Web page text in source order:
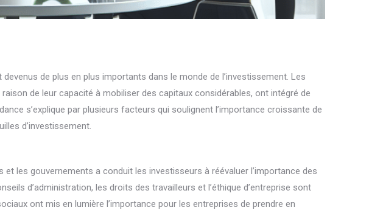
de plus en plus importants dans le monde de l’investissement. Les
de leur capacité à mobiliser des capitaux considérables, ont intégré de
s’explique par plusieurs facteurs qui soulignent l’importance croissante de
d’investissement.
les gouvernements a conduit les investisseurs à réévaluer l’importance des
d’administration, les droits des travailleurs et l’éthique d’entreprise sont
ont mis en lumière l’importance pour les entreprises de prendre en